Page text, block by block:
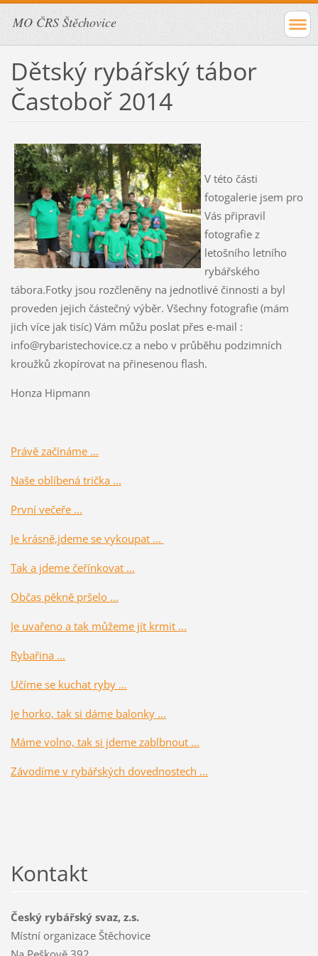
MO ČRS Štěchovice
Dětský rybářský tábor
Častoboř 2014
V této části
fotogalerie jsem pro
Vás připravil
fotografie z
letošního letního
rybářského
tábora.Fotky jsou rozčleněny na jednotlivé činnosti a byl
proveden jejich částečný výběr. Všechny fotografie (mám
jich více jak tisíc) Vám můžu poslat přes e-mail :
info@rybaristechovice.cz a nebo v průběhu podzimních
kroužků zkopírovat na přinesenou flash.
Honza Hipmann
Právě začínáme ...
Naše oblíbená trička ...
První večeře ...
Je krásně,jdeme se vykoupat ...
Tak a jdeme čeřínkovat ...
Občas pěkně pršelo ...
Je uvařeno a tak můžeme jít krmit ...
Rybařina ...
Učíme se kuchat ryby ...
Je horko, tak si dáme balonky ...
Máme volno, tak si jdeme zablbnout ...
Závodíme v rybářských dovednostech ...
Kontakt
Český rybářský svaz, z.s.
Místní organizace Štěchovice